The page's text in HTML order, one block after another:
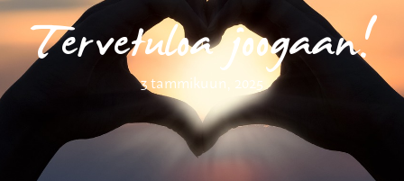
Tervetuloa joogaan!
3 tammikuun, 2025